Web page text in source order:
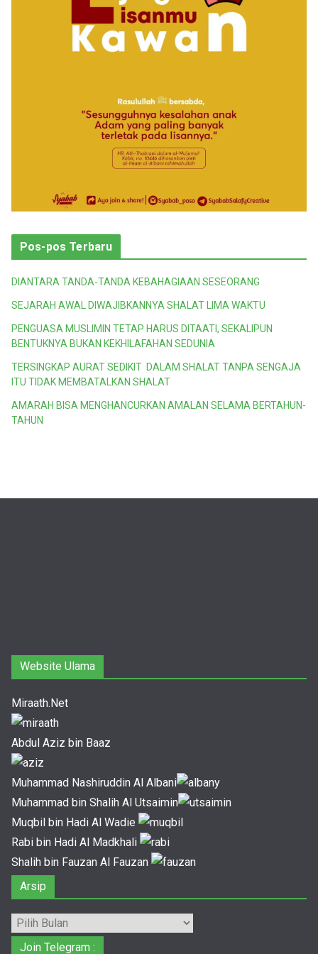
Pos-pos Terbaru
DIANTARA TANDA-TANDA KEBAHAGIAAN SESEORANG
SEJARAH AWAL DIWAJIBKANNYA SHALAT LIMA WAKTU
PENGUASA MUSLIMIN TETAP HARUS DITAATI, SEKALIPUN
BENTUKNYA BUKAN KEKHILAFAHAN SEDUNIA
TERSINGKAP AURAT SEDIKIT DALAM SHALAT TANPA SENGAJA
ITU TIDAK MEMBATALKAN SHALAT
AMARAH BISA MENGHANCURKAN AMALAN SELAMA BERTAHUN-
TAHUN
Website Ulama
Miraath.Net
Abdul Aziz bin Baaz
Muhammad Nashiruddin Al Albani
Muhammad bin Shalih Al Utsaimin
Muqbil bin Hadi Al Wadie
Rabi bin Hadi Al Madkhali
Shalih bin Fauzan Al Fauzan
Arsip
Arsip
Join Telegram :